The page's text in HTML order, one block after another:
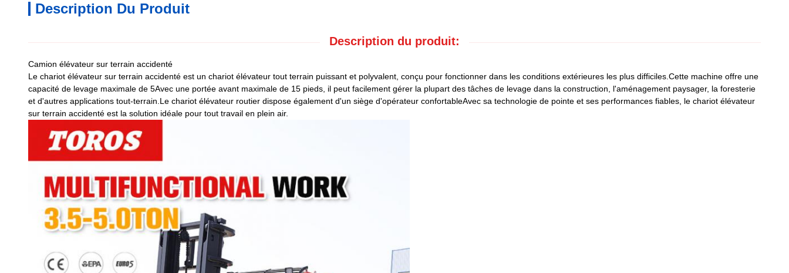
Description Du Produit
Description du produit:
Camion élévateur sur terrain accidenté
Le chariot élévateur sur terrain accidenté est un chariot élévateur tout terrain puissant et polyvalent, conçu pour fonctionner dans les conditions extérieures les plus difficiles.Cette machine offre une
capacité de levage maximale de 5Avec une portée avant maximale de 15 pieds, il peut facilement gérer la plupart des tâches de levage dans la construction, l'aménagement paysager, la foresterie
et d'autres applications tout-terrain.Le chariot élévateur routier dispose également d'un siège d'opérateur confortableAvec sa technologie de pointe et ses performances fiables, le chariot élévateur
sur terrain accidenté est la solution idéale pour tout travail en plein air.